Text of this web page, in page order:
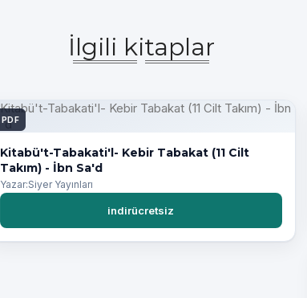
İlgili kitaplar
PDF
Kitabü't-Tabakati'l- Kebir Tabakat (11 Cilt
Takım) - İbn Sa'd
Yazar:Siyer Yayınları
indirücretsiz